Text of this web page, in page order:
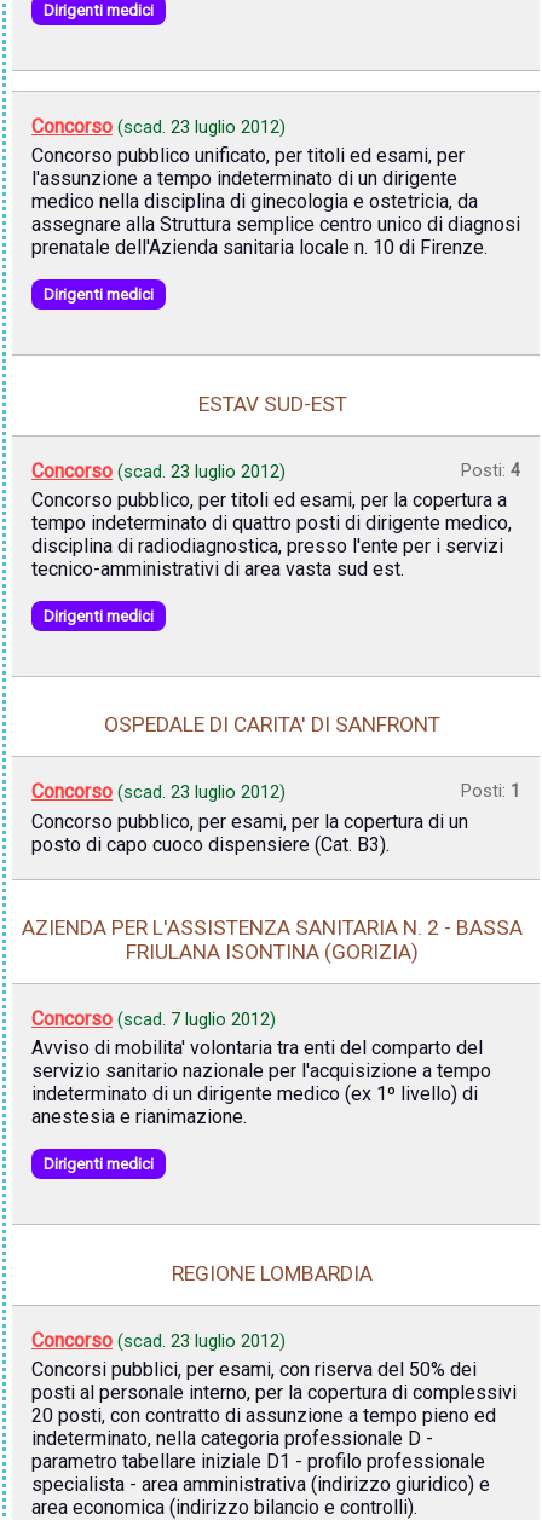
Dirigenti medici
Concorso (scad. 23 luglio 2012)
Concorso pubblico unificato, per titoli ed esami, per
l'assunzione a tempo indeterminato di un dirigente
medico nella disciplina di ginecologia e ostetricia, da
assegnare alla Struttura semplice centro unico di diagnosi
prenatale dell'Azienda sanitaria locale n. 10 di Firenze.
Dirigenti medici
ESTAV SUD-EST
Concorso (scad. 23 luglio 2012) Posti: 4
Concorso pubblico, per titoli ed esami, per la copertura a
tempo indeterminato di quattro posti di dirigente medico,
disciplina di radiodiagnostica, presso l'ente per i servizi
tecnico-amministrativi di area vasta sud est.
Dirigenti medici
OSPEDALE DI CARITA' DI SANFRONT
Concorso (scad. 23 luglio 2012) Posti: 1
Concorso pubblico, per esami, per la copertura di un
posto di capo cuoco dispensiere (Cat. B3).
AZIENDA PER L'ASSISTENZA SANITARIA N. 2 - BASSA
FRIULANA ISONTINA (GORIZIA)
Concorso (scad. 7 luglio 2012)
Avviso di mobilita' volontaria tra enti del comparto del
servizio sanitario nazionale per l'acquisizione a tempo
indeterminato di un dirigente medico (ex 1º livello) di
anestesia e rianimazione.
Dirigenti medici
REGIONE LOMBARDIA
Concorso (scad. 23 luglio 2012)
Concorsi pubblici, per esami, con riserva del 50% dei
posti al personale interno, per la copertura di complessivi
20 posti, con contratto di assunzione a tempo pieno ed
indeterminato, nella categoria professionale D -
parametro tabellare iniziale D1 - profilo professionale
specialista - area amministrativa (indirizzo giuridico) e
area economica (indirizzo bilancio e controlli).